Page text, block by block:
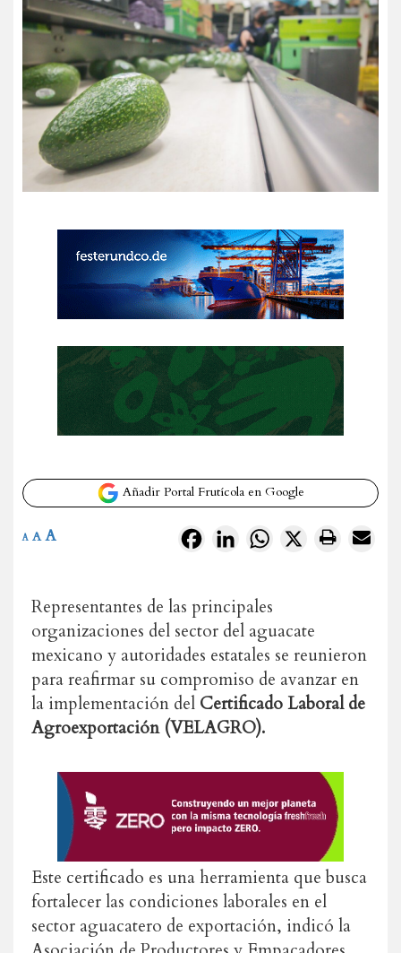
Añadir Portal Frutícola en Google
FacebookLinkedInWhatsApp
X
A A A
Representantes de las principales
organizaciones del sector del aguacate
mexicano y autoridades estatales se reunieron
para reafirmar su compromiso de avanzar en
la implementación del Certificado Laboral de
Agroexportación (VELAGRO).
Este certificado es una herramienta que busca
fortalecer las condiciones laborales en el
sector aguacatero de exportación, indicó la